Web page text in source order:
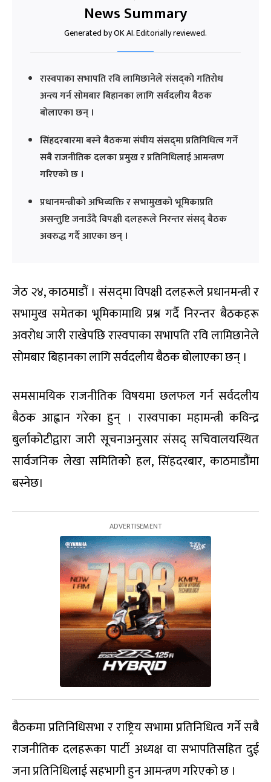
News Summary
Generated by OK AI. Editorially reviewed.
रास्वपाका सभापति रवि लामिछानेले संसद्को गतिरोध
अन्त्य गर्न सोमबार बिहानका लागि सर्वदलीय बैठक
बोलाएका छन् ।
सिंहदरबारमा बस्ने बैठकमा संघीय संसद्‌मा प्रतिनिधित्व गर्ने
सबै राजनीतिक दलका प्रमुख र प्रतिनिधिलाई आमन्त्रण
गरिएको छ ।
प्रधानमन्त्रीको अभिव्यक्ति र सभामुखको भूमिकाप्रति
असन्तुष्टि जनाउँदै विपक्षी दलहरूले निरन्तर संसद् बैठक
अवरुद्ध गर्दै आएका छन् ।
जेठ २४, काठमाडौं । संसद्‌मा विपक्षी दलहरूले प्रधानमन्त्री र
सभामुख समेतका भूमिकामाथि प्रश्न गर्दै निरन्तर बैठकहरू
अवरोध जारी राखेपछि रास्वपाका सभापति रवि लामिछानेले
सोमबार बिहानका लागि सर्वदलीय बैठक बोलाएका छन् ।
समसामयिक राजनीतिक विषयमा छलफल गर्न सर्वदलीय
बैठक आह्वान गरेका हुन् । रास्वपाका महामन्त्री कविन्द्र
बुर्लाकोटीद्वारा जारी सूचनाअनुसार संसद् सचिवालयस्थित
सार्वजनिक लेखा समितिको हल, सिंहदरबार, काठमाडौंमा
बस्नेछ।
बैठकमा प्रतिनिधिसभा र राष्ट्रिय सभामा प्रतिनिधित्व गर्ने सबै
राजनीतिक दलहरूका पार्टी अध्यक्ष वा सभापतिसहित दुई
जना प्रतिनिधिलाई सहभागी हुन आमन्त्रण गरिएको छ ।